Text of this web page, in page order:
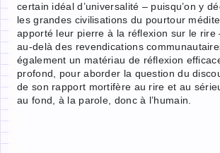
certain idéal d’universalité – puisqu’on y
les grandes civilisations du pourtour
apporté leur pierre à la réflexion sur le rire
au-delà des revendications
également un matériau de réflexion
profond, pour aborder la question du
de son rapport mortifère au rire et au
au fond, à la parole, donc à l’humain.